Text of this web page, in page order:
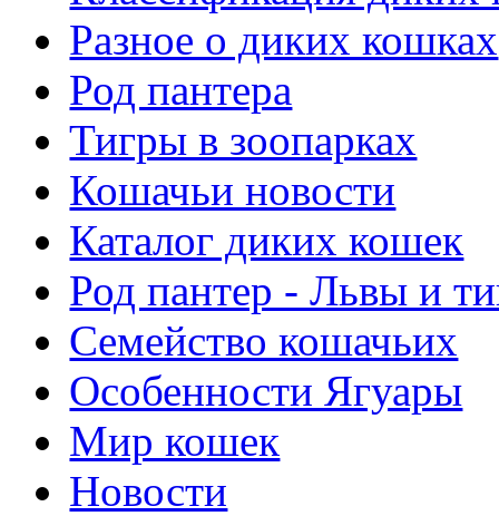
Разное о диких кошках
Род пантера
Тигры в зоопарках
Кошачьи новости
Каталог диких кошек
Род пантер - Львы и
Семейство кошачьих
Особенности Ягуары
Мир кошек
Новости